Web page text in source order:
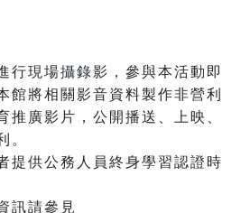
行現場攝錄影，參與本活動即
館將相關影音資料製作非營利
推廣影片，公開播送、上映、
。
提供公務人員終身學習認證時
訊請參見